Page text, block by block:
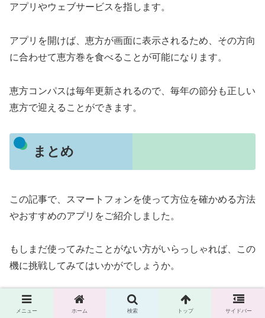
アプリやウェブサービスを指します。
アプリを開けば、恵方が画面に表示されるため、その方向
に合わせて恵方巻を食べることが可能になります。
恵方コンパスは毎年更新されるので、毎年の節分も正しい
恵方で迎えることができます。
まとめ
この記事で、スマートフォンを使って方位を確かめる方法
やおすすめのアプリをご紹介しました。
もしまだ使ってみたことがない方がいらっしゃれば、この
機に挑戦してみてはいかがでしょうか。
きっと新しい発見があるはずです。
メニュー ホーム 検索 トップ サイドバー